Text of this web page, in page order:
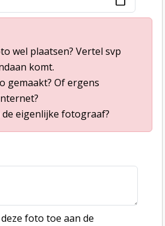
wel plaatsen? Vertel svp
komt.
gemaakt? Of ergens
eigenlijke fotograaf?
foto toe aan de